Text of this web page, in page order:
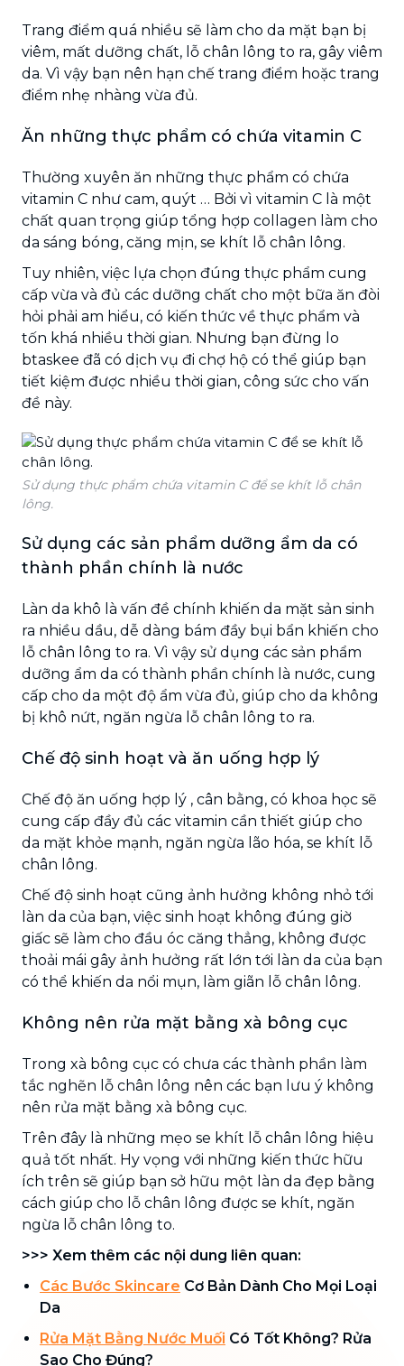
Trang điểm quá nhiều sẽ làm cho da mặt bạn bị
viêm, mất dưỡng chất, lỗ chân lông to ra, gây viêm
da. Vì vậy bạn nên hạn chế trang điểm hoặc trang
điểm nhẹ nhàng vừa đủ.
Ăn những thực phẩm có chứa vitamin C
Thường xuyên ăn những thực phẩm có chứa
vitamin C như cam, quýt … Bởi vì vitamin C là một
chất quan trọng giúp tổng hợp collagen làm cho
da sáng bóng, căng mịn, se khít lỗ chân lông.
Tuy nhiên, việc lựa chọn đúng thực phẩm cung
cấp vừa và đủ các dưỡng chất cho một bữa ăn đòi
hỏi phải am hiểu, có kiến thức về thực phẩm và
tốn khá nhiều thời gian. Nhưng bạn đừng lo
btaskee đã có dịch vụ đi chợ hộ có thể giúp bạn
tiết kiệm được nhiều thời gian, công sức cho vấn
đề này.
Sử dụng thực phẩm chứa vitamin C để se khít lỗ chân
lông.
Sử dụng các sản phẩm dưỡng ẩm da có
thành phần chính là nước
Làn da khô là vấn đề chính khiến da mặt sản sinh
ra nhiều dầu, dễ dàng bám đầy bụi bẩn khiến cho
lỗ chân lông to ra. Vì vậy sử dụng các sản phẩm
dưỡng ẩm da có thành phần chính là nước, cung
cấp cho da một độ ẩm vừa đủ, giúp cho da không
bị khô nứt, ngăn ngừa lỗ chân lông to ra.
Chế độ sinh hoạt và ăn uống hợp lý
Chế độ ăn uống hợp lý , cân bằng, có khoa học sẽ
cung cấp đầy đủ các vitamin cần thiết giúp cho
da mặt khỏe mạnh, ngăn ngừa lão hóa, se khít lỗ
chân lông.
Chế độ sinh hoạt cũng ảnh hưởng không nhỏ tới
làn da của bạn, việc sinh hoạt không đúng giờ
giấc sẽ làm cho đầu óc căng thẳng, không được
thoải mái gây ảnh hưởng rất lớn tới làn da của bạn
có thể khiến da nổi mụn, làm giãn lỗ chân lông.
Không nên rửa mặt bằng xà bông cục
Trong xà bông cục có chưa các thành phần làm
tắc nghẽn lỗ chân lông nên các bạn lưu ý không
nên rửa mặt bằng xà bông cục.
Trên đây là những mẹo se khít lỗ chân lông hiệu
quả tốt nhất. Hy vọng với những kiến thức hữu
ích trên sẽ giúp bạn sở hữu một làn da đẹp bằng
cách giúp cho lỗ chân lông được se khít, ngăn
ngừa lỗ chân lông to.
>>> Xem thêm các nội dung liên quan:
Các Bước Skincare Cơ Bản Dành Cho Mọi Loại
Da
Rửa Mặt Bằng Nước Muối Có Tốt Không? Rửa
Sao Cho Đúng?